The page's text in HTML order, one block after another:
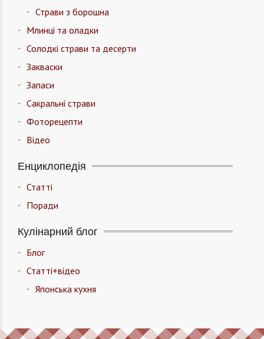
Страви з борошна
Млинці та оладки
Солодкі страви та десерти
Закваски
Запаси
Сакральні страви
Фоторецепти
Відео
Енциклопедія
Статті
Поради
Кулінарний блог
Блог
Статті+відео
Японська кухня